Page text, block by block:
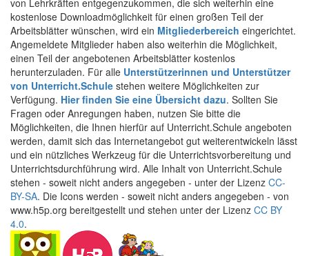
von Lehrkräften entgegenzukommen, die sich weiterhin eine
kostenlose Downloadmöglichkeit für einen großen Teil der
Arbeitsblätter wünschen, wird ein Mitgliederbereich eingerichtet.
Angemeldete Mitglieder haben also weiterhin die Möglichkeit,
einen Teil der angebotenen Arbeitsblätter kostenlos
herunterzuladen. Für alle Unterstützerinnen und Unterstützer
von Unterricht.Schule stehen weitere Möglichkeiten zur
Verfügung. Hier finden Sie eine Übersicht dazu. Sollten Sie
Fragen oder Anregungen haben, nutzen Sie bitte die
Möglichkeiten, die Ihnen hierfür auf Unterricht.Schule angeboten
werden, damit sich das Internetangebot gut weiterentwickeln lässt
und ein nützliches Werkzeug für die Unterrichtsvorbereitung und
Unterrichtsdurchführung wird. Alle Inhalt von Unterricht.Schule
stehen - soweit nicht anders angegeben - unter der Lizenz CC-
BY-SA. Die Icons werden - soweit nicht anders angegeben - von
www.h5p.org bereitgestellt und stehen unter der Lizenz CC BY
4.0.